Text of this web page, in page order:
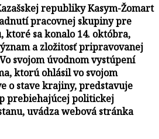
republiky Kasym-Žomart
pracovnej skupiny pre
sa konalo 14. októbra,
a zložitosť pripravovanej
svojom úvodnom vystúpení
ktorú ohlásil vo svojom
o stave krajiny, predstavuje
prebiehajúcej politickej
uvádza webová stránka